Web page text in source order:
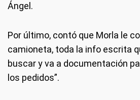
Ángel.
Por último, contó que Morla le
camioneta, toda la info escrita
buscar y va a documentación
los pedidos”.